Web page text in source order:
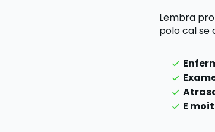
Lembra
polo cal se
E